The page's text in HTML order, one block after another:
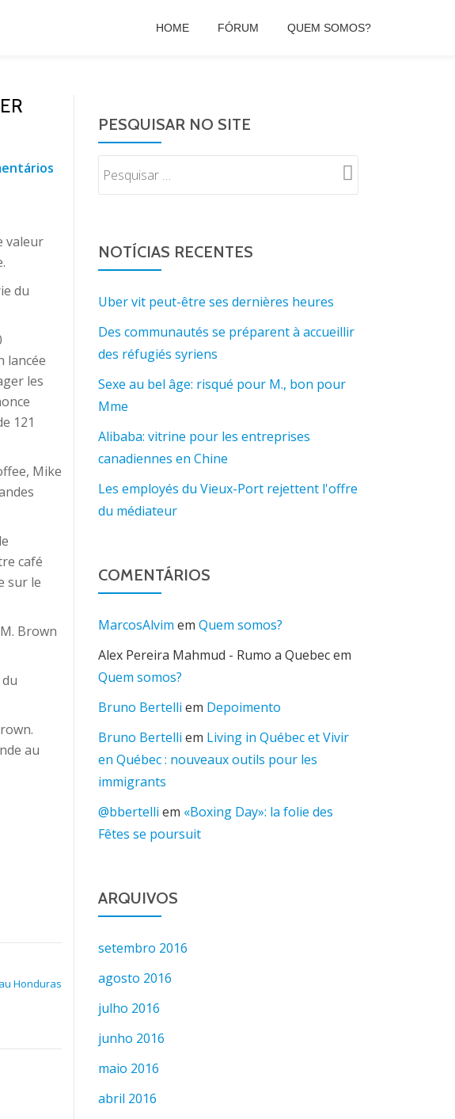
HOME FÓRUM QUEM SOMOS?
valeur
du
lancée
les
121
Mike
café
sur le
Brown
au
Honduras
PESQUISAR NO SITE
NOTÍCIAS RECENTES
Uber vit peut-être ses dernières heures
Des communautés se préparent à accueillir
des réfugiés syriens
Sexe au bel âge: risqué pour M., bon pour
Mme
Alibaba: vitrine pour les entreprises
canadiennes en Chine
Les employés du Vieux-Port rejettent l'offre
du médiateur
COMENTÁRIOS
MarcosAlvim em Quem somos?
Alex Pereira Mahmud - Rumo a Quebecem
Quem somos?
Bruno Bertelli em Depoimento
Bruno Bertelli em Living in Québec et Vivir
en Québec : nouveaux outils pour les
immigrants
@bbertelli em «Boxing Day»: la folie des
Fêtes se poursuit
ARQUIVOS
setembro 2016
agosto 2016
julho 2016
junho 2016
maio 2016
abril 2016